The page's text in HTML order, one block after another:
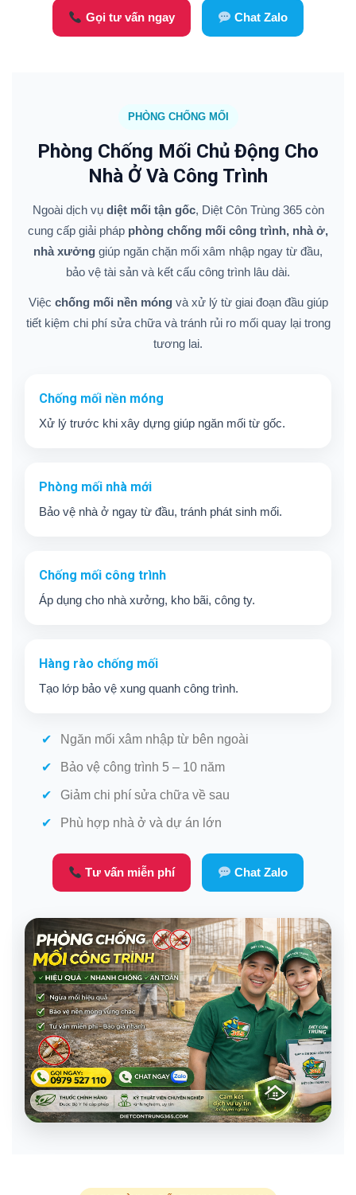
Gọi tư vấn ngay Chat Zalo
PHÒNG CHỐNG MỐI
Phòng Chống Mối Chủ Động Cho
Nhà Ở Và Công Trình
Ngoài dịch vụ diệt mối tận gốc, Diệt Côn Trùng 365 còn
cung cấp giải pháp phòng chống mối công trình, nhà ở,
nhà xưởng giúp ngăn chặn mối xâm nhập ngay từ đầu,
bảo vệ tài sản và kết cấu công trình lâu dài.
Việc chống mối nền móngvà xử lý từ giai đoạn đầu giúp
tiết kiệm chi phí sửa chữa và tránh rủi ro mối quay lại trong
tương lai.
Chống mối nền móng
Xử lý trước khi xây dựng giúp ngăn mối từ gốc.
Phòng mối nhà mới
Bảo vệ nhà ở ngay từ đầu, tránh phát sinh mối.
Chống mối công trình
Áp dụng cho nhà xưởng, kho bãi, công ty.
Hàng rào chống mối
Tạo lớp bảo vệ xung quanh công trình.
Ngăn mối xâm nhập từ bên ngoài
Bảo vệ công trình 5 – 10 năm
Giảm chi phí sửa chữa về sau
Phù hợp nhà ở và dự án lớn
Tư vấn miễn phí Chat Zalo